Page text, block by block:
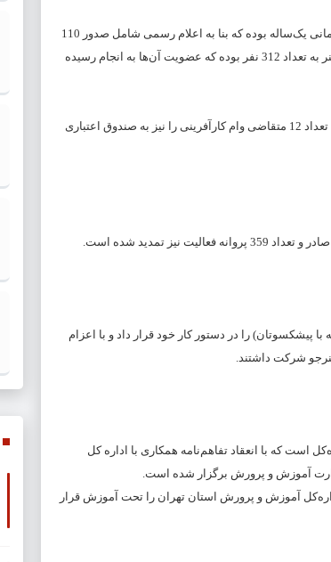
تلاش برای بهره‌مندی حداکثری هنرمندان عرصه هنرهای نمایشی از خدمات بیمه‌ای از دیگر اقدامات اداره‌کل در بازه زمانی یک‌ساله بوده که بنا به اعلام رسمی شامل صدور 110
بیمه تامین اجتماعی برای هنرمندان جدید، معرفی هنرمندان متقاضی عضویت و یا تمدید عضویت در صندوق اعتباری هنر به تعداد 312 نفر بوده که عضویت آن‌ها به انجام رسیده
این اداره‌کل همچنین برای حمایت از کسب‌وکارهای فرهنگی و ایجاد زمینه مناسب به‌منظور فعالیت هنرمندان نمایشی، تعداد 12 متقاضی وام کارآفرینی را نیز به صندوق اعتباری
با عنوان (تجربه با پیشکسوتان) را در دستور کار خود قرار داد و با اعزام
است که با انعقاد تفاهم‌نامه همکاری با اداره کل
آموزش و پرورش برگزار شده است.
8 تن از استادان عرصه هنرهای نمایشی جمعا بیش از 400 مربی پرورشی اداره‌کل آموزش و پرورش استان تهران را تحت آموزش قرار